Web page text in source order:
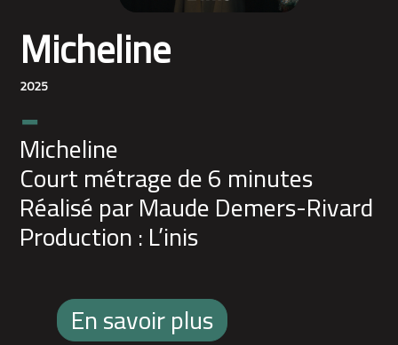
Micheline
2025
-
Micheline
Court métrage de 6 minutes
Réalisé par Maude Demers-Rivard
Production : L’inis
En savoir plus